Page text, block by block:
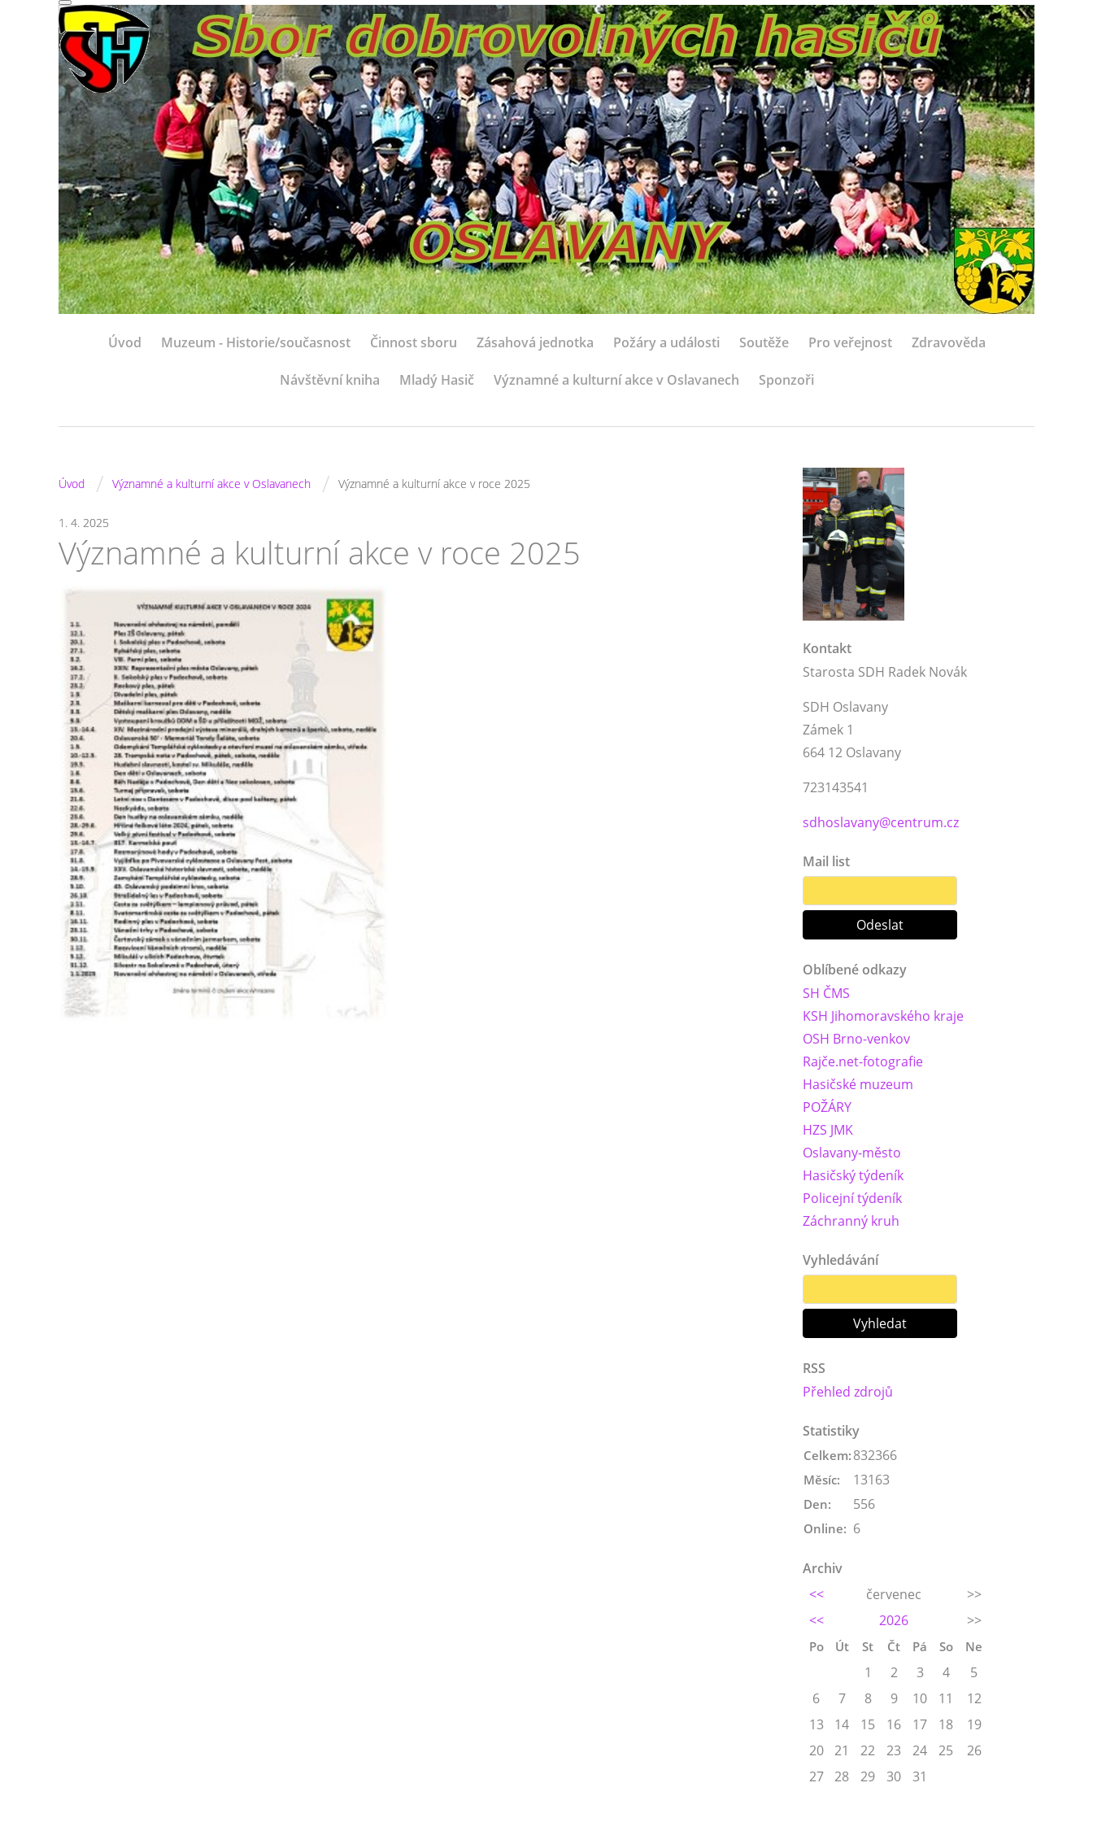
Úvod Muzeum - Historie/současnost Činnost sboru Zásahová jednotka Požáry a události Soutěže Pro veřejnost Zdravověda
Návštěvní kniha Mladý Hasič Významné a kulturní akce v Oslavanech Sponzoři
Úvod / Významné a kulturní akce v Oslavanech / Významné a kulturní akce v roce 2025
1. 4. 2025
Významné a kulturní akce v roce 2025
Kontakt
Starosta SDH Radek Novák
SDH Oslavany
Zámek 1
664 12 Oslavany
723143541
sdhoslavany@centrum.cz
Mail list
Oblíbené odkazy
SH ČMS
KSH Jihomoravského kraje
OSH Brno-venkov
Rajče.net-fotografie
Hasičské muzeum
POŽÁRY
HZS JMK
Oslavany-město
Hasičský týdeník
Policejní týdeník
Záchranný kruh
Vyhledávání
RSS
Přehled zdrojů
Statistiky
Online: 6
Celkem: 832366
Měsíc: 13163
Den: 556
Archiv
<<
červenec
>>
<<
2026 >>
Po Út St Čt Pá So Ne
1 2 3 4
5
6
7 8 9 10 11
12
13
14 15 16 17 18
19
20
21 22 23 24 25
26
27
28 29 30 31